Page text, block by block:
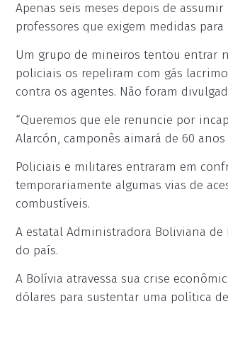
Apenas seis meses depois de
professores que exigem medidas
Um grupo de mineiros tentou entrar
policiais os repeliram com gás
contra os agentes. Não foram
“Queremos que ele renuncie por
Alarcón, camponês aimará de 60
Policiais e militares entraram em
temporariamente algumas vias de
combustíveis.
A estatal Administradora Boliviana
do país.
A Bolívia atravessa sua crise
dólares para sustentar uma política